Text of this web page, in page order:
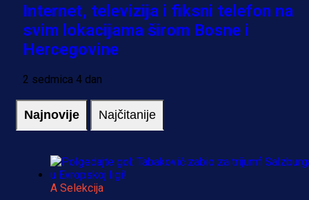
Internet, televizija i fiksni telefon na
svim lokacijama širom Bosne i
Hercegovine
2 sedmica 4 dan
Najnovije Najčitanije
A Selekcija